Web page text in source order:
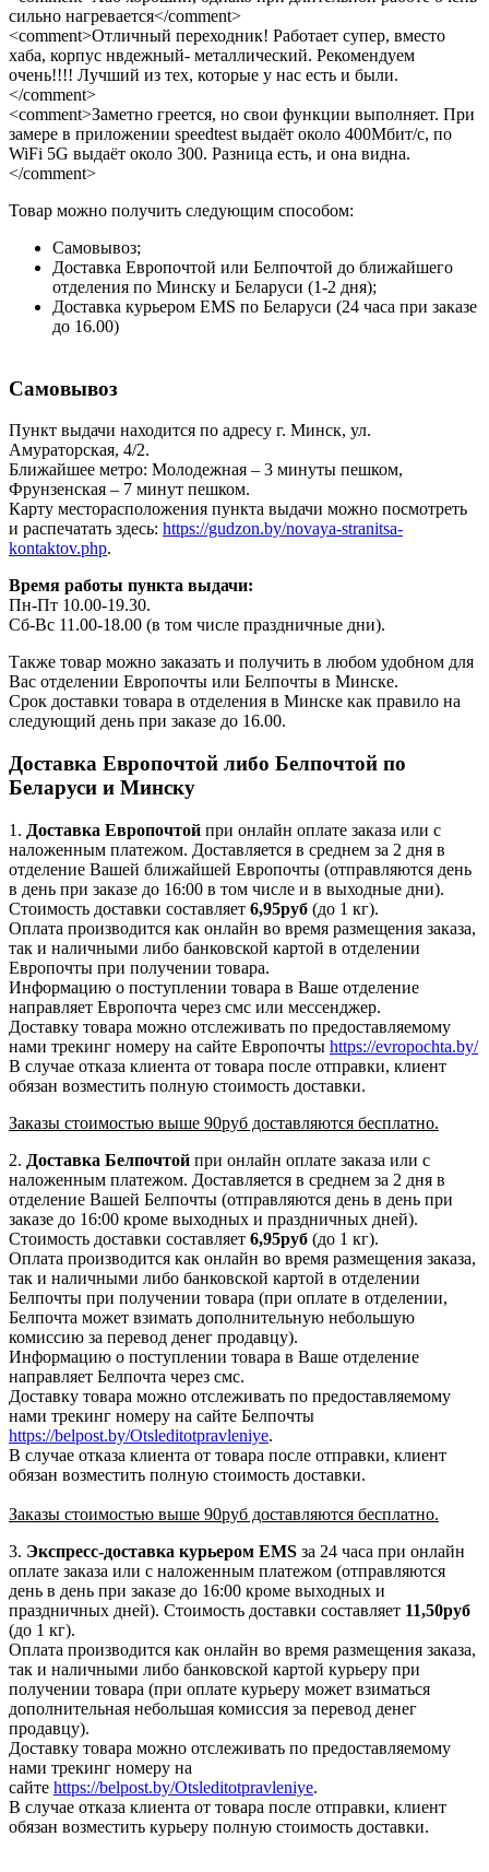
сильно нагревается</comment>
<comment>Отличный переходник! Работает супер, вместо
хаба, корпус нвдежный- металлический. Рекомендуем
очень!!!! Лучший из тех, которые у нас есть и были.
</comment>
<comment>Заметно греется, но свои функции выполняет. При
замере в приложении speedtest выдаёт около 400Мбит/с, по
WiFi 5G выдаёт около 300. Разница есть, и она видна.
</comment>
Товар можно получить следующим способом:
Самовывоз;
Доставка Европочтой или Белпочтой до ближайшего
отделения по Минску и Беларуси (1-2 дня);
Доставка курьером EMS по Беларуси (24 часа при заказе
до 16.00)
Самовывоз
Пункт выдачи находится по адресу г. Минск, ул.
Амураторская, 4/2.
Ближайшее метро: Молодежная – 3 минуты пешком,
Фрунзенская – 7 минут пешком.
Карту месторасположения пункта выдачи можно посмотреть
и распечатать здесь: https://gudzon.by/novaya-stranitsa-
kontaktov.php.
Время работы пункта выдачи:
Пн-Пт 10.00-19.30.
Сб-Вс 11.00-18.00 (в том числе праздничные дни).
Также товар можно заказать и получить в любом удобном для
Вас отделении Европочты или Белпочты в Минске.
Срок доставки товара в отделения в Минске как правило на
следующий день при заказе до 16.00.
Доставка Европочтой либо Белпочтой по
Беларуси и Минску
1. Доставка Европочтой при онлайн оплате заказа или с
наложенным платежом. Доставляется в среднем за 2 дня в
отделение Вашей ближайшей Европочты (отправляются день
в день при заказе до 16:00 в том числе и в выходные дни).
Стоимость доставки составляет 6,95руб (до 1 кг).
Оплата производится как онлайн во время размещения заказа,
так и наличными либо банковской картой в отделении
Европочты при получении товара.
Информацию о поступлении товара в Ваше отделение
направляет Европочта через смс или мессенджер.
Доставку товара можно отслеживать по предоставляемому
нами трекинг номеру на сайте Европочты https://evropochta.by/
В случае отказа клиента от товара после отправки, клиент
обязан возместить полную стоимость доставки.
Заказы стоимостью выше 90руб доставляются бесплатно.
2. Доставка Белпочтой при онлайн оплате заказа или с
наложенным платежом. Доставляется в среднем за 2 дня в
отделение Вашей Белпочты (отправляются день в день при
заказе до 16:00 кроме выходных и праздничных дней).
Стоимость доставки составляет 6,95руб (до 1 кг).
Оплата производится как онлайн во время размещения заказа,
так и наличными либо банковской картой в отделении
Белпочты при получении товара (при оплате в отделении,
Белпочта может взимать дополнительную небольшую
комиссию за перевод денег продавцу).
Информацию о поступлении товара в Ваше отделение
направляет Белпочта через смс.
Доставку товара можно отслеживать по предоставляемому
нами трекинг номеру на сайте Белпочты
https://belpost.by/Otsleditotpravleniye.
В случае отказа клиента от товара после отправки, клиент
обязан возместить полную стоимость доставки.
Заказы стоимостью выше 90руб доставляются бесплатно.
3. Экспресс-доставка курьером EMS за 24 часа при онлайн
оплате заказа или с наложенным платежом (отправляются
день в день при заказе до 16:00 кроме выходных и
праздничных дней). Стоимость доставки составляет 11,50руб
(до 1 кг).
Оплата производится как онлайн во время размещения заказа,
так и наличными либо банковской картой курьеру при
получении товара (при оплате курьеру может взиматься
дополнительная небольшая комиссия за перевод денег
продавцу).
Доставку товара можно отслеживать по предоставляемому
нами трекинг номеру на
сайте https://belpost.by/Otsleditotpravleniye.
В случае отказа клиента от товара после отправки, клиент
обязан возместить курьеру полную стоимость доставки.